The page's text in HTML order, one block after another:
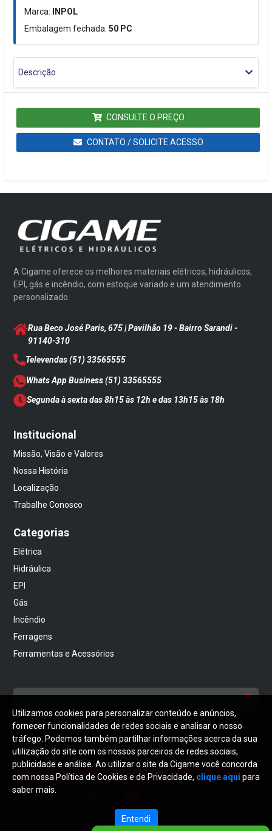
Marca: INPOL
Embalagem fechada: 50 PC
Descrição
CONSULTE O PREÇO
CONTATO / SOLICITE ACESSO
A Cigame oferece os melhores materiais elétricos, hidráulicos,
EPI, gás e incêndio, com estoque variado e um atendimento
personalizado.
Rua Beco José Paris, 675 | Pavilhão 19 - Bairro Sarandi-
91140-310
Televendas(51) 33565555
Whats App Business(51) 33565555
Segunda à sexta das 8h15 às 12h e das 13h15 às 18h
Institucional
Missão, Visão e Valores
Nossa História
Localização
Trabalhe Conosco
Categorias
Elétrica
Hidráulica
EPI
Gás
Incêndio
Ferragens
Ferramentas e Acessórios
NEWSLETTER
Receba notícias atualizadas da CIGAME
Quero receber
Utilizamos cookies para personalizar conteúdo e anúncios,
fornecer funcionalidades de redes sociais e analisar o nosso
tráfego. Podemos também partilhar informações acerca da sua
utilização do site com os nossos parceiros de redes sociais,
publicidade e análise. Ao utilizar o site da Cigame você concorda
com nossa Política de Cookies e de Privacidade, clique aqui para
saber mais.
Entendi